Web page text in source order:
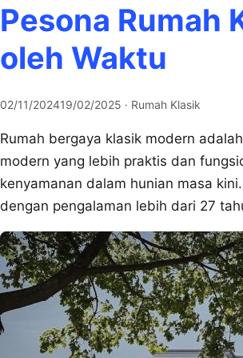
Pesona Rumah
oleh Waktu
02/11/202419/02/2025 · Rumah Klasik
Rumah bergaya klasik modern
modern yang lebih praktis dan
kenyamanan dalam hunian masa
dengan pengalaman lebih dari 27